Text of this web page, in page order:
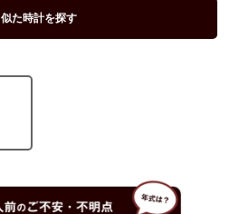
似た時計を探す